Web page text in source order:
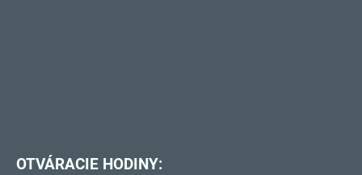
OTVÁRACIE HODINY: